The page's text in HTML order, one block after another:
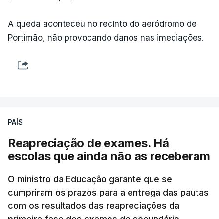
votos a favor de PSD, IL e CDS-PP e a abstenção
do Chega.
Presidente da República, apesar de considerar
humana".
O decreto, que visa assegurar a execução de
regulamentos e transpor diretivas da União
Europeia, contém alterações ao regime de
acolhimento de estrangeiros ou apátridas em
centros de instalação temporária, ao regime
A queda aconteceu no recinto do aeródromo de
Portimão, não provocando danos nas imediações.
PAÍS
Reapreciação de exames. Há
escolas que ainda não as receberam
O ministro da Educação garante que se
cumpriram os prazos para a entrega das pautas
com os resultados das reapreciações da